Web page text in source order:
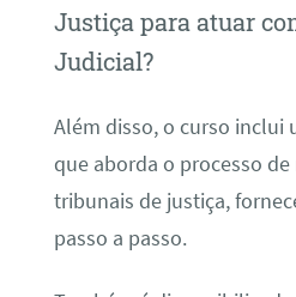
Justiça para atuar
Judicial?
Além disso, o curso inclui
que aborda o processo
tribunais de justiça,
passo a passo.